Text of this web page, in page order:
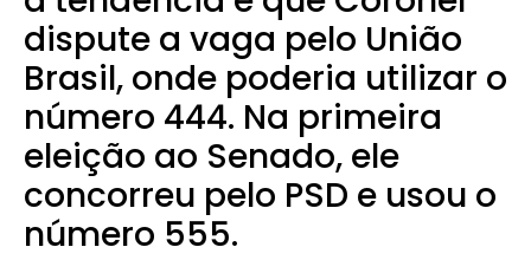
dispute a vaga pelo União
Brasil, onde poderia utilizar o
número 444. Na primeira
eleição ao Senado, ele
concorreu pelo PSD e usou o
número 555.